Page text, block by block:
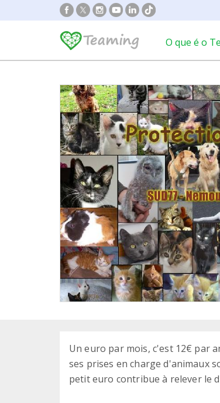
O que é o
Un euro par mois, c'est 12€ par
ses prises en charge d'animaux
petit euro contribue à relever le